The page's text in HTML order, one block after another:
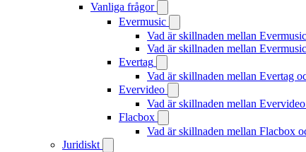
Vanliga frågor
Evermusic
Vad är skillnaden mellan
Vad är skillnaden mellan
Evertag
Vad är skillnaden mellan Evertag
Evervideo
Vad är skillnaden mellan
Flacbox
Vad är skillnaden mellan Flacbox
Juridiskt